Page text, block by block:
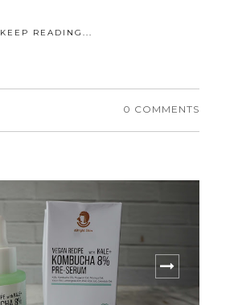
KEEP READING...
0 COMMENTS